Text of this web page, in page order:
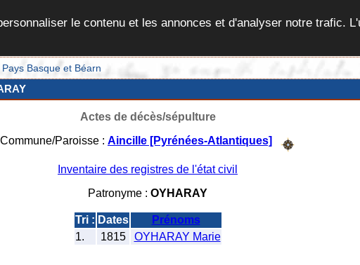
le contenu et les annonces et d'analyser notre trafic.
Basque et Béarn
Actes de décès/sépulture
Commune/Paroisse : Aincille [Pyrénées-Atlantiques]
Inventaire des registres de l'état civil
Patronyme : OYHARAY
Tri : Dates
Prénoms
1.
1815 OYHARAY Marie